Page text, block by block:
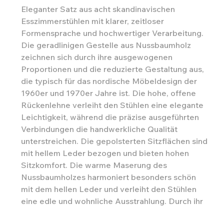
Eleganter Satz aus acht skandinavischen
Esszimmerstühlen mit klarer, zeitloser
Formensprache und hochwertiger Verarbeitung.
Die geradlinigen Gestelle aus Nussbaumholz
zeichnen sich durch ihre ausgewogenen
Proportionen und die reduzierte Gestaltung aus,
die typisch für das nordische Möbeldesign der
1960er und 1970er Jahre ist. Die hohe, offene
Rückenlehne verleiht den Stühlen eine elegante
Leichtigkeit, während die präzise ausgeführten
Verbindungen die handwerkliche Qualität
unterstreichen. Die gepolsterten Sitzflächen sind
mit hellem Leder bezogen und bieten hohen
Sitzkomfort. Die warme Maserung des
Nussbaumholzes harmoniert besonders schön
mit dem hellen Leder und verleiht den Stühlen
eine edle und wohnliche Ausstrahlung. Durch ihr